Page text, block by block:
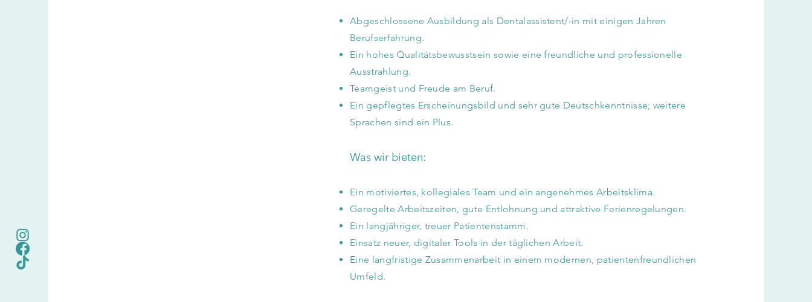
Abgeschlossene Ausbildung als Dentalassistent/-in mit einigen Jahren
Berufserfahrung.
Ein hohes Qualitätsbewusstsein sowie eine freundliche und professionelle
Ausstrahlung.
Teamgeist und Freude am Beruf.
Ein gepflegtes Erscheinungsbild und sehr gute Deutschkenntnisse; weitere
Sprachen sind ein Plus.
Was wir bieten:
Ein motiviertes, kollegiales Team und ein angenehmes Arbeitsklima.
Geregelte Arbeitszeiten, gute Entlohnung und attraktive Ferienregelungen.
Ein langjähriger, treuer Patientenstamm.
Einsatz neuer, digitaler Tools in der täglichen Arbeit.
Eine langfristige Zusammenarbeit in einem modernen, patientenfreundlichen
Umfeld.